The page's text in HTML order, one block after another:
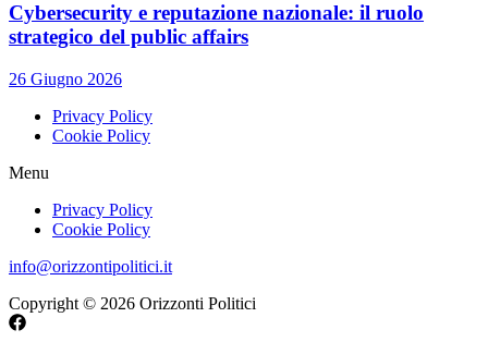
Cybersecurity e reputazione nazionale: il ruolo
strategico del public affairs
26 Giugno 2026
Privacy Policy
Cookie Policy
Menu
Privacy Policy
Cookie Policy
info@orizzontipolitici.it
Copyright © 2026 Orizzonti Politici